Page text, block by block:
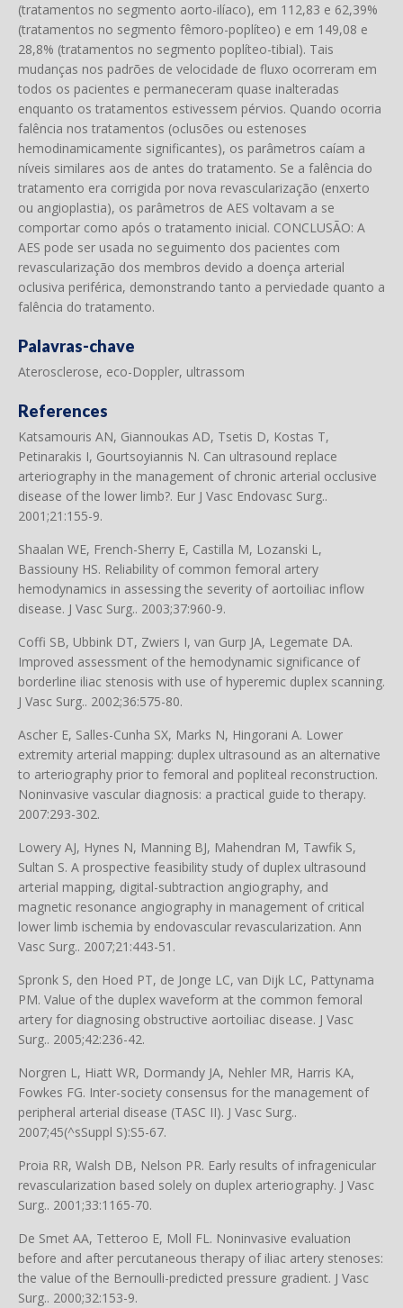
(tratamentos no segmento aorto-ilíaco), em 112,83 e 62,39%
(tratamentos no segmento fêmoro-poplíteo) e em 149,08 e
28,8% (tratamentos no segmento poplíteo-tibial). Tais
mudanças nos padrões de velocidade de fluxo ocorreram em
todos os pacientes e permaneceram quase inalteradas
enquanto os tratamentos estivessem pérvios. Quando ocorria
falência nos tratamentos (oclusões ou estenoses
hemodinamicamente significantes), os parâmetros caíam a
níveis similares aos de antes do tratamento. Se a falência do
tratamento era corrigida por nova revascularização (enxerto
ou angioplastia), os parâmetros de AES voltavam a se
comportar como após o tratamento inicial. CONCLUSÃO: A
AES pode ser usada no seguimento dos pacientes com
revascularização dos membros devido a doença arterial
oclusiva periférica, demonstrando tanto a perviedade quanto a
falência do tratamento.
Palavras-chave
Aterosclerose, eco-Doppler, ultrassom
References
Katsamouris AN, Giannoukas AD, Tsetis D, Kostas T,
Petinarakis I, Gourtsoyiannis N. Can ultrasound replace
arteriography in the management of chronic arterial occlusive
disease of the lower limb?. Eur J Vasc Endovasc Surg..
2001;21:155-9.
Shaalan WE, French-Sherry E, Castilla M, Lozanski L,
Bassiouny HS. Reliability of common femoral artery
hemodynamics in assessing the severity of aortoiliac inflow
disease. J Vasc Surg.. 2003;37:960-9.
Coffi SB, Ubbink DT, Zwiers I, van Gurp JA, Legemate DA.
Improved assessment of the hemodynamic significance of
borderline iliac stenosis with use of hyperemic duplex scanning.
J Vasc Surg.. 2002;36:575-80.
Ascher E, Salles-Cunha SX, Marks N, Hingorani A. Lower
extremity arterial mapping: duplex ultrasound as an alternative
to arteriography prior to femoral and popliteal reconstruction.
Noninvasive vascular diagnosis: a practical guide to therapy.
2007:293-302.
Lowery AJ, Hynes N, Manning BJ, Mahendran M, Tawfik S,
Sultan S. A prospective feasibility study of duplex ultrasound
arterial mapping, digital-subtraction angiography, and
magnetic resonance angiography in management of critical
lower limb ischemia by endovascular revascularization. Ann
Vasc Surg.. 2007;21:443-51.
Spronk S, den Hoed PT, de Jonge LC, van Dijk LC, Pattynama
PM. Value of the duplex waveform at the common femoral
artery for diagnosing obstructive aortoiliac disease. J Vasc
Surg.. 2005;42:236-42.
Norgren L, Hiatt WR, Dormandy JA, Nehler MR, Harris KA,
Fowkes FG. Inter-society consensus for the management of
peripheral arterial disease (TASC II). J Vasc Surg..
2007;45(^sSuppl S):S5-67.
Proia RR, Walsh DB, Nelson PR. Early results of infragenicular
revascularization based solely on duplex arteriography. J Vasc
Surg.. 2001;33:1165-70.
De Smet AA, Tetteroo E, Moll FL. Noninvasive evaluation
before and after percutaneous therapy of iliac artery stenoses:
the value of the Bernoulli-predicted pressure gradient. J Vasc
Surg.. 2000;32:153-9.